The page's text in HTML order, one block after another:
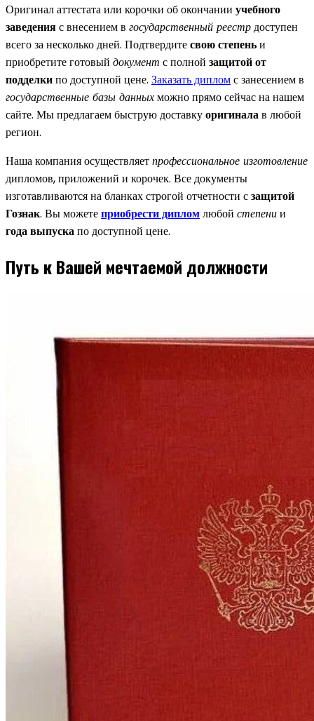
Оригинал аттестата или корочки об окончании учебного
заведенияс внесением в государственный реестрдоступен
всего за несколько дней. Подтвердитесвою степеньи
приобретите готовый документ с полной защитой от
подделкипо доступной цене. Заказать дипломс занесением в
государственные базы данныхможно прямо сейчас на нашем
сайте. Мы предлагаем быструю доставкуоригиналав любой
регион.
Наша компания осуществляетпрофессиональное изготовление
дипломов, приложений и корочек. Все документы
изготавливаются на бланках строгой отчетности сзащитой
Гознак. Вы можетеприобрести дипломлюбой степении
года выпускапо доступной цене.
Путь к Вашей мечтаемой должности